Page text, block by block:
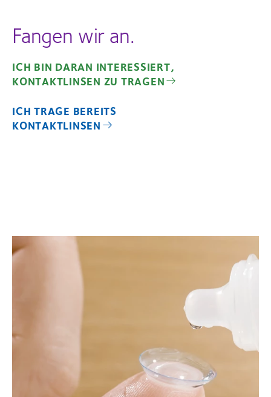
Fangen wir an.
ICH BIN DARAN INTERESSIERT,
KONTAKTLINSEN ZU TRAGEN
ICH TRAGE BEREITS
KONTAKTLINSEN